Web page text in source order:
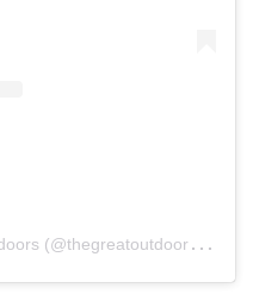
A
post shared by The Great Outdoors (@thegreatoutdoors_7)